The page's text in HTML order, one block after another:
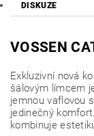
DISKUZE
VOSSEN
Exkluzivní nová
šálovým límcem
jemnou vaflovou
jedinečný
kombinuje